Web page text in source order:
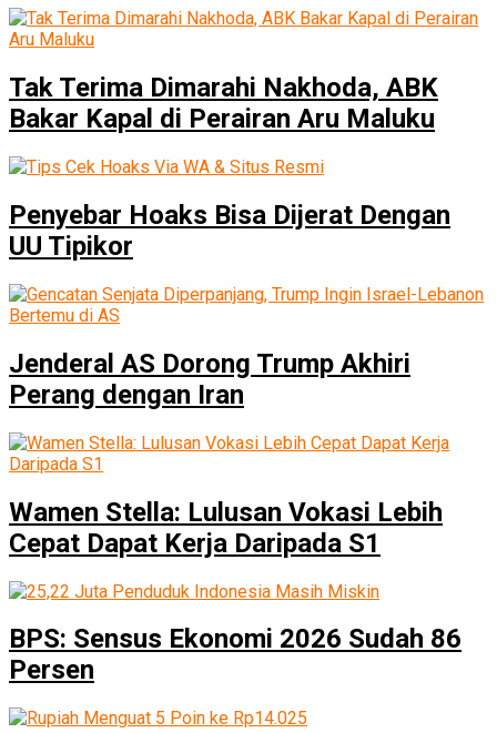
Tak Terima Dimarahi Nakhoda, ABK
Bakar Kapal di Perairan Aru Maluku
Penyebar Hoaks Bisa Dijerat Dengan
UU Tipikor
Jenderal AS Dorong Trump Akhiri
Perang dengan Iran
Wamen Stella: Lulusan Vokasi Lebih
Cepat Dapat Kerja Daripada S1
BPS: Sensus Ekonomi 2026 Sudah 86
Persen